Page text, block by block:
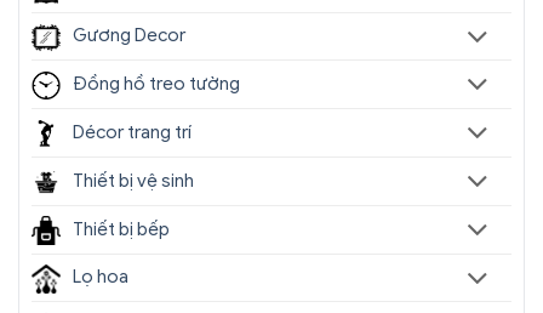
Gương Decor
Đồng hồ treo tường
Décor trang trí
Thiết bị vệ sinh
Thiết bị bếp
Lọ hoa